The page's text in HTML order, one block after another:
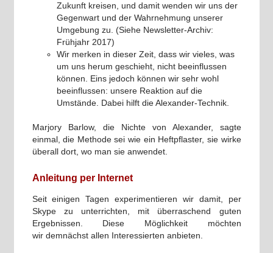
Zukunft kreisen, und damit wenden wir uns der
Gegenwart und der Wahrnehmung unserer
Umgebung zu. (Siehe Newsletter-Archiv:
Frühjahr 2017)
Wir merken in dieser Zeit, dass wir vieles, was
um uns herum geschieht, nicht beeinflussen
können. Eins jedoch können wir sehr wohl
beeinflussen: unsere Reaktion auf die
Umstände. Dabei hilft die Alexander-Technik.
Marjory Barlow, die Nichte von Alexander, sagte
einmal, die Methode sei wie ein Heftpflaster, sie wirke
überall dort, wo man sie anwendet.
Anleitung per Internet
Seit einigen Tagen experimentieren wir damit, per
Skype zu unterrichten, mit überraschend guten
Ergebnissen. Diese Möglichkeit möchten
wir demnächst allen Interessierten anbieten.